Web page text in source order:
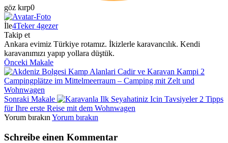
göz kırp0
İle4Teker 4gezer
Takip et
Ankara evimiz Türkiye rotamız. İkizlerle karavancılık. Kendi
karavanımızı yapıp yollara düştük.
Önceki Makale
Campingplätze im Mittelmeerraum – Camping mit Zelt und
Wohnwagen
Sonraki Makale
Tipps
für Ihre erste Reise mit dem Wohnwagen
Yorum bırakın Yorum bırakın
Schreibe einen Kommentar